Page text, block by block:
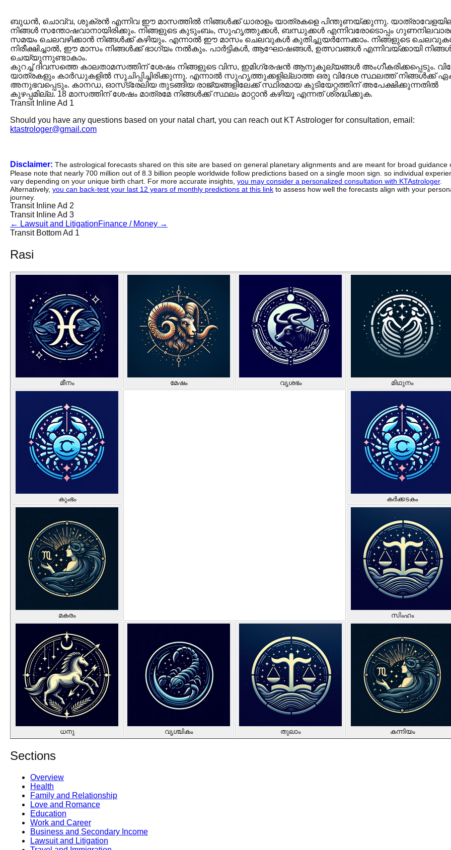
ബുധൻ, ചൊവ്വ, ശുക്രൻ എന്നിവ ഈ മാസത്തിൽ നിങ്ങൾക്ക് ധാരാളം യാത്രകളെ പിന്തുണയ്ക്കുന്നു.
നിങ്ങൾ സന്തോഷവാനായിരിക്കും. നിങ്ങളുടെ കുടുംബം, സുഹൃത്തുക്കൾ, ബന്ധുക്കൾ എന്നിവരോടൊപ്പം
സമയം ചെലവഴിക്കാൻ നിങ്ങൾക്ക് കഴിയും. എന്നാൽ ഈ മാസം ചെലവുകൾ കുതിച്ചുയർന്നേക്കാം. നിങ്ങളുടെ
നിരീക്ഷിച്ചാൽ, ഈ മാസം നിങ്ങൾക്ക് ഭാഗ്യം നൽകും. പാർട്ടികൾ, ആഘോഷങ്ങൾ, ഉത്സവങ്ങൾ എന്നിവയ്ക്കായി
ചെയ്യുന്നുണ്ടാകാം.
കുറച്ച് ദിവസത്തെ കാലതാമസത്തിന് ശേഷം നിങ്ങളുടെ വിസ, ഇമിഗ്രേഷൻ ആനുകൂല്യങ്ങൾ അംഗീകരിക്കപ്പെടും.
യാത്രകളും കാർഡുകളിൽ സൂചിപ്പിച്ചിരിക്കുന്നു. എന്നാൽ സുഹൃത്തുക്കളില്ലാത്ത ഒരു വിദേശ സ്ഥലത്ത് നിങ്ങൾക്ക്
അനുഭവപ്പെടും. കാനഡ, ഓസ്‌ട്രേലിയ തുടങ്ങിയ രാജ്യങ്ങളിലേക്ക് സ്ഥിരമായ കുടിയേറ്റത്തിന് അപേക്ഷിക്കുന്നതിൽ
കുഴപ്പമില്ല. 18 മാസത്തിന് ശേഷം മാത്രമേ നിങ്ങൾക്ക് സ്ഥലം മാറ്റാൻ കഴിയൂ എന്നത് ശ്രദ്ധിക്കുക.
Transit Inline Ad 1
Should you have any questions based on your natal chart, you can reach out KT Astrologer for consultation, email:
ktastrologer@gmail.com
Disclaimer: The astrological forecasts shared on this site are based on general planetary alignments and are meant for broad guidance
Please note that nearly 700 million out of 8.3 billion people worldwide follow predictions based on a single moon sign. so individual
vary depending on your unique birth chart. For more accurate insights, you may consider a personalized consultation with KTAstrologer.
Alternatively, you can back-test your last 12 years of monthly predictions at this link to assess how well the forecasts align with your
journey.
Transit Inline Ad 2
Transit Inline Ad 3
← Lawsuit and LitigationFinance / Money →
Transit Bottom Ad 1
Rasi
മീനം മേഷം വൃശഭം മിഥുനം
കുംഭം കർക്കടകം
മകരം സിംഹം
ധനു വൃശ്ചികം തുലാം കന്നിയം
Sections
Overview
Health
Family and Relationship
Love and Romance
Education
Work and Career
Business and Secondary Income
Lawsuit and Litigation